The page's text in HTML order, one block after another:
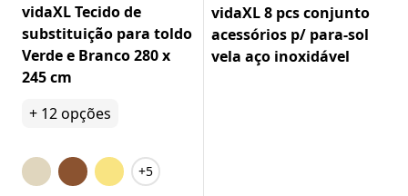
vidaXL Tecido de
substituição para toldo
Verde e Branco 280 x
245 cm
+ 12opções
+5
vidaXL 8 pcs conjunto
acessórios p/ para-sol
vela aço inoxidável